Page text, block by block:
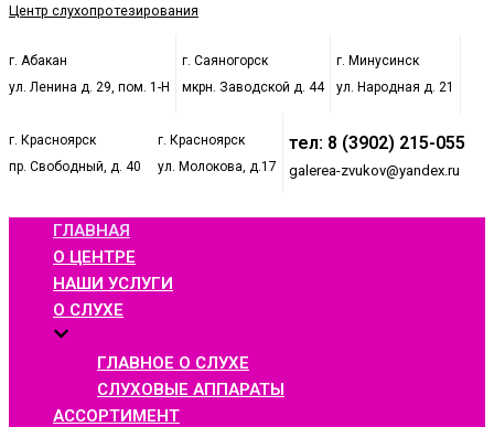
Центр слухопротезирования
г. Абакан
ул. Ленина д. 29, пом. 1-Н
г. Саяногорск
мкрн. Заводской д. 44
г. Минусинск
ул. Народная д. 21
г. Красноярск
пр. Свободный, д. 40
г. Красноярск
ул. Молокова, д.17
тел: 8 (3902) 215-055
galerea-zvukov@yandex.ru
ГЛАВНАЯ
О ЦЕНТРЕ
НАШИ УСЛУГИ
О СЛУХЕ
ГЛАВНОЕ О СЛУХЕ
СЛУХОВЫЕ АППАРАТЫ
АССОРТИМЕНТ